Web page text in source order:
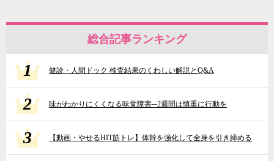
総合記事ランキング
1 健診・人間ドック 検査結果のくわしい解説とQ&A
2 味がわかりにくくなる味覚障害─2週間は慎重に行動を
3 【動画・やせるHIT筋トレ】体幹を強化して全身を引き締める